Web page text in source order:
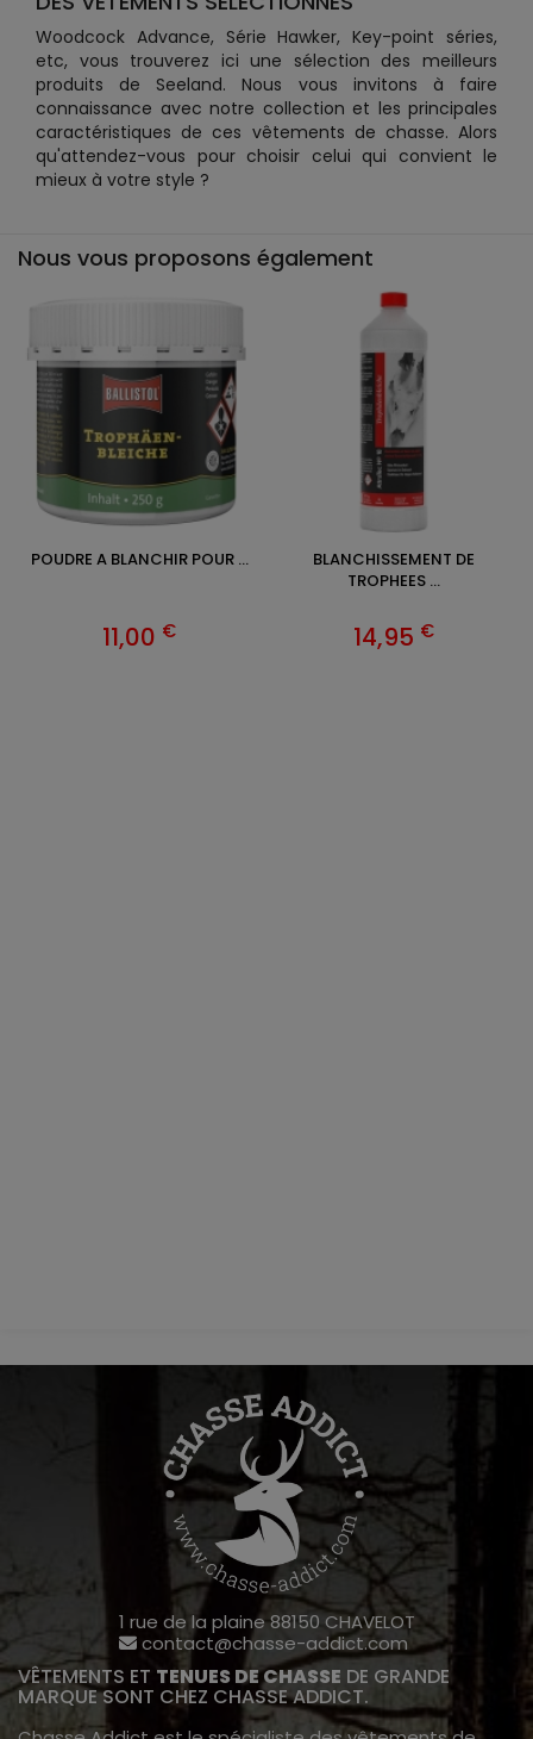
Woodcock Advance, Série Hawker, Key-point séries,
etc, vous trouverez ici une sélection des meilleurs
produits de Seeland. Nous vous invitons à faire
connaissance avec notre collection et les principales
caractéristiques de ces vêtements de chasse. Alors
qu'attendez-vous pour choisir celui qui convient le
mieux à votre style ?
Nous vous proposons également
POUDRE A BLANCHIR POUR ...
11,00 €
BLANCHISSEMENT DE
TROPHEES ...
14,95 €
1 rue de la plaine 88150 CHAVELOT
contact@chasse-addict.com
VÊTEMENTS ET TENUES DE CHASSE DE GRANDE
MARQUE SONT CHEZ CHASSE ADDICT.